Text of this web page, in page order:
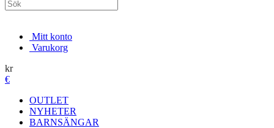
Mitt konto
Varukorg
kr
€
OUTLET
NYHETER
BARNSÄNGAR